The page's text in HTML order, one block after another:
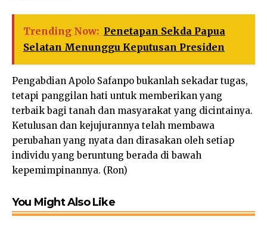
Trending Now: Penetapan Sekda Papua
Selatan Menunggu Keputusan Presiden
Pengabdian Apolo Safanpo bukanlah sekadar tugas,
tetapi panggilan hati untuk memberikan yang
terbaik bagi tanah dan masyarakat yang dicintainya.
Ketulusan dan kejujurannya telah membawa
perubahan yang nyata dan dirasakan oleh setiap
individu yang beruntung berada di bawah
kepemimpinannya. (Ron)
You Might Also Like